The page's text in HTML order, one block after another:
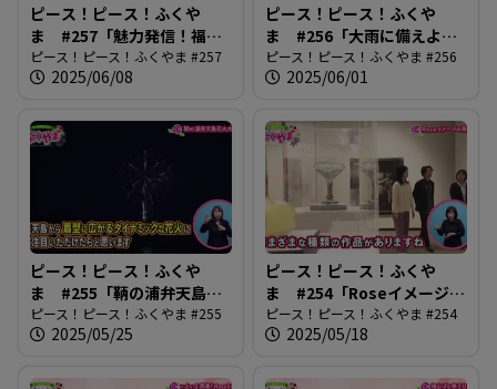
ピース！ピース！ふくや
ま #257「魅力発信！福山
アンバサダー」
ピース！ピース！ふくやま #257
2025/06/08
ピース！ピース！ふくや
ま #256「大雨に備えよう
2025」
ピース！ピース！ふくやま #256
2025/06/01
ピース！ピース！ふくや
ま #255「鞆の浦弁天島花
火大会」
ピース！ピース！ふくやま #255
2025/05/25
ピース！ピース！ふくや
ま #254「Roseイメージの
系譜」
ピース！ピース！ふくやま #254
2025/05/18